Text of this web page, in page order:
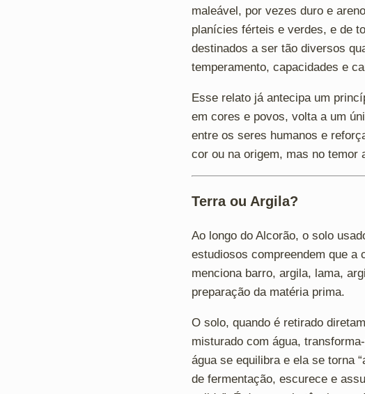
maleável, por vezes duro e
planícies férteis e verdes, e de
destinados a ser tão diversos
temperamento, capacidades e
Esse relato já antecipa um
em cores e povos, volta a um
entre os seres humanos e
cor ou na origem, mas no temor
Terra ou Argila?
Ao longo do Alcorão, o solo
estudiosos compreendem que a
menciona barro, argila, lama,
preparação da matéria prima.
O solo, quando é retirado
misturado com água,
água se equilibra e ela se torna
de fermentação, escurece e